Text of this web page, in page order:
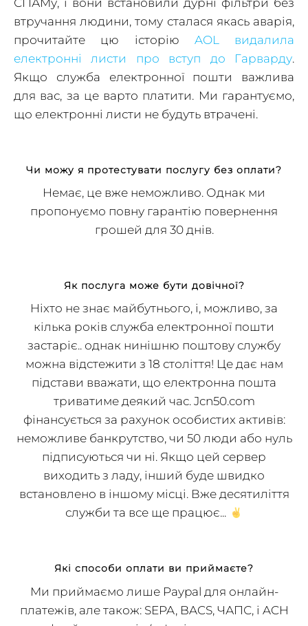
Компанії стикаються з великою кількістю
СПАМу, і вони встановили дурні фільтри без
втручання людини, тому сталася якась аварія,
прочитайте цю історіюAOL видалила
електронні листи про вступ до Гарварду.
Якщо служба електронної пошти важлива
для вас, за це варто платити. Ми гарантуємо,
Чи можу я протестувати послугу без оплати?
Немає, це вже неможливо. Однак ми
пропонуємо повну гарантію повернення
Як послуга може бути довічної?
Ніхто не знає майбутнього, і, можливо, за
кілька років служба електронної пошти
застаріє.. однак нинішню поштову службу
можна відстежити з 18 століття! Це дає нам
підстави вважати, що електронна пошта
триватиме деякий час. Jcn50.com
фінансується за рахунок особистих активів:
неможливе банкрутство, чи 50 люди або нуль
підписуються чи ні. Якщо цей сервер
виходить з ладу, інший буде швидко
встановлено в іншому місці. Вже десятиліття
Які способи оплати ви приймаєте?
Ми приймаємо лише Paypal для онлайн-